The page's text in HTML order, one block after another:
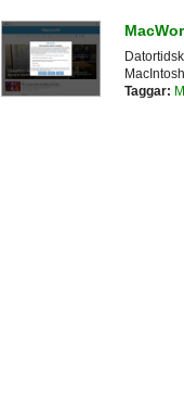
Taggar: